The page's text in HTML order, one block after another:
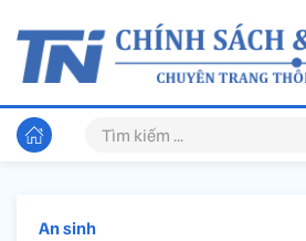
An sinh